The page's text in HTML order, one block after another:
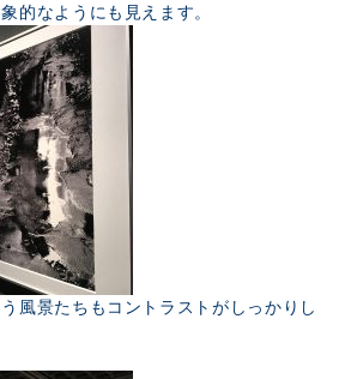
的なようにも見えます。
風景たちもコントラストがしっかりし